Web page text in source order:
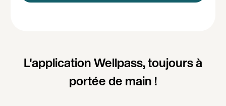
L'application Wellpass, toujours à
portée de main !